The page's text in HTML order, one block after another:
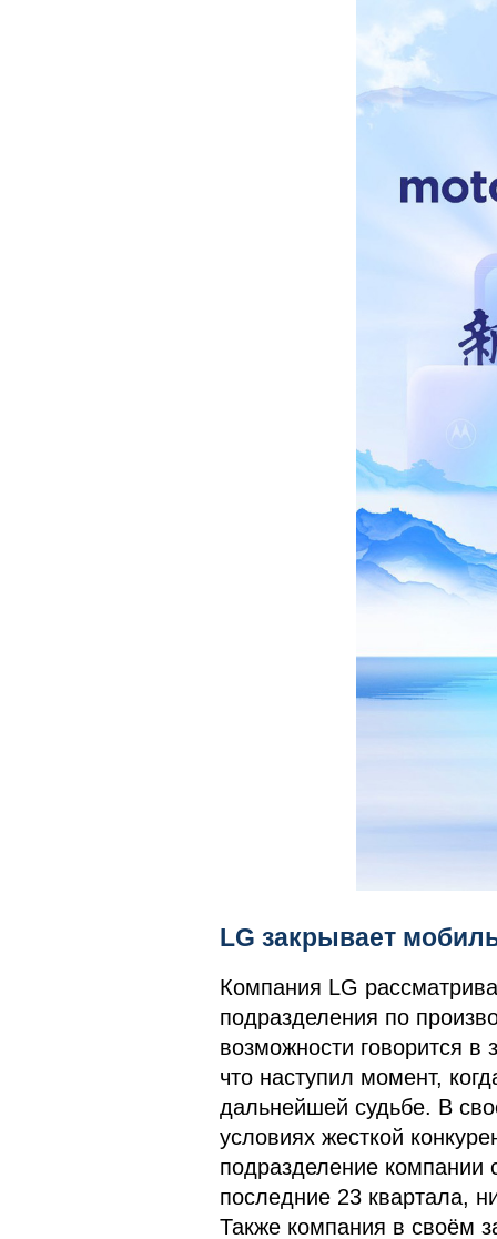
LG закрывает
Компания LG
подразделения по
возможности говорится в
что наступил момент,
дальнейшей судьбе. В
условиях жесткой
подразделение компании
последние 23 квартала,
Также компания в своём